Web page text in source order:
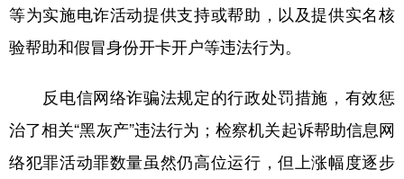
等为实施电诈活动提供支持或帮助，以及提供实名核
验帮助和假冒身份开卡开户等违法行为。
反电信网络诈骗法规定的行政处罚措施，有效惩
治了相关“黑灰产”违法行为；检察机关起诉帮助信息网
络犯罪活动罪数量虽然仍高位运行，但上涨幅度逐步